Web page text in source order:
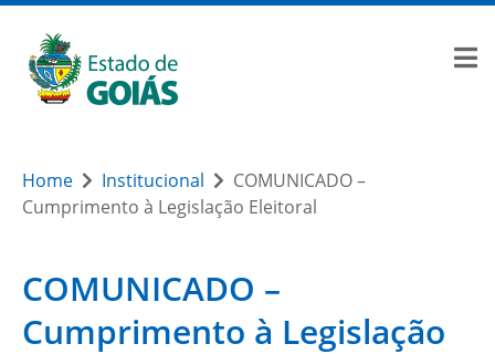
Home Institucional
COMUNICADO –
Cumprimento à Legislação Eleitoral
COMUNICADO –
Cumprimento à Legislação